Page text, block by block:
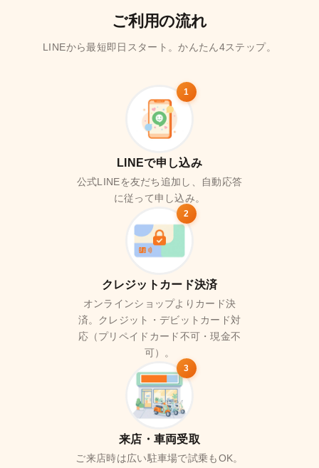
ご利用の流れ
LINEから最短即日スタート。かんたん4ステップ。
1
LINEで申し込み
公式LINEを友だち追加し、自動応答
に従って申し込み。
2
クレジットカード決済
オンラインショップよりカード決
済。クレジット・デビットカード対
応（プリペイドカード不可・現金不
可）。
3
来店・車両受取
ご来店時は広い駐車場で試乗もOK。